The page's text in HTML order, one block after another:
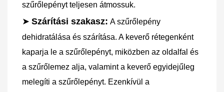
szűrőlepényt teljesen átmossuk.
➤ Szárítási szakasz: A szűrőlepény
dehidratálása és szárítása. A keverő rétegenként
kaparja le a szűrőlepényt, miközben az oldalfal és
a szűrőlemez alja, valamint a keverő egyidejűleg
melegíti a szűrőlepényt. Ezenkívül a